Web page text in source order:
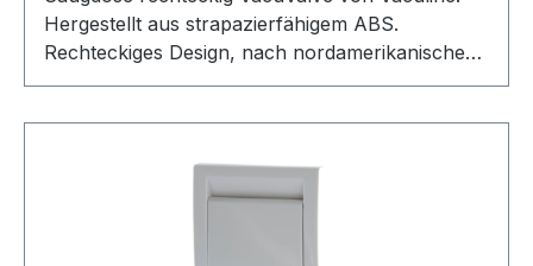
Hergestellt aus strapazierfähigem ABS.
Rechteckiges Design, nach nordamerikanischem
Standard. Geeignet für rechteckige
Abmessungen: 89x130mm. Öffnung: 36-38mm
nach innen konisch verlaufend mit 2 Kontakten.